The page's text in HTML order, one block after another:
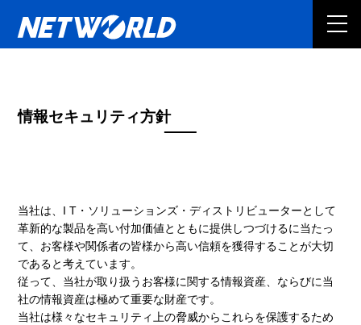
情報セキュリティ方針
当社は、I T・ソリューションズ・ディストリビューターとして
革新的な製品を高い付加価値とともに提供しつづけるに当たっ
て、お客様や関係者の皆様から高い信頼を獲得することが大切
であると考えています。
従って、当社が取り扱うお客様に関する情報資産、ならびに当
社の情報資産は極めて重要な財産です。
当社は様々なセキュリティ上の脅威からこれらを保護するため